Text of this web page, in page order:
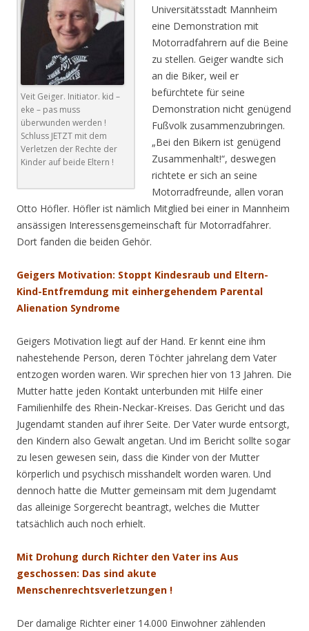
Veit Geiger. Initiator. kid –
eke – pas muss
überwunden werden !
Schluss JETZT mit dem
Verletzen der Rechte der
Kinder auf beide Eltern !
Universitätsstadt Mannheim
eine Demonstration mit
Motorradfahrern auf die Beine
zu stellen. Geiger wandte sich
an die Biker, weil er
befürchtete für seine
Demonstration nicht genügend
Fußvolk zusammenzubringen.
„Bei den Bikern ist genügend
Zusammenhalt!“, deswegen
richtete er sich an seine
Motorradfreunde, allen voran
Otto Höfler. Höfler ist nämlich Mitglied bei einer in Mannheim
ansässigen Interessensgemeinschaft für Motorradfahrer.
Dort fanden die beiden Gehör.
Geigers Motivation: Stoppt Kindesraub und Eltern-
Kind-Entfremdung mit einhergehendem Parental
Alienation Syndrome
Geigers Motivation liegt auf der Hand. Er kennt eine ihm
nahestehende Person, deren Töchter jahrelang dem Vater
entzogen worden waren. Wir sprechen hier von 13 Jahren. Die
Mutter hatte jeden Kontakt unterbunden mit Hilfe einer
Familienhilfe des Rhein-Neckar-Kreises. Das Gericht und das
Jugendamt standen auf ihrer Seite. Der Vater wurde entsorgt,
den Kindern also Gewalt angetan. Und im Bericht sollte sogar
zu lesen gewesen sein, dass die Kinder von der Mutter
körperlich und psychisch misshandelt worden waren. Und
dennoch hatte die Mutter gemeinsam mit dem Jugendamt
das alleinige Sorgerecht beantragt, welches die Mutter
tatsächlich auch noch erhielt.
Mit Drohung durch Richter den Vater ins Aus
geschossen: Das sind akute
Menschenrechtsverletzungen !
Der damalige Richter einer 14.000 Einwohner zählenden